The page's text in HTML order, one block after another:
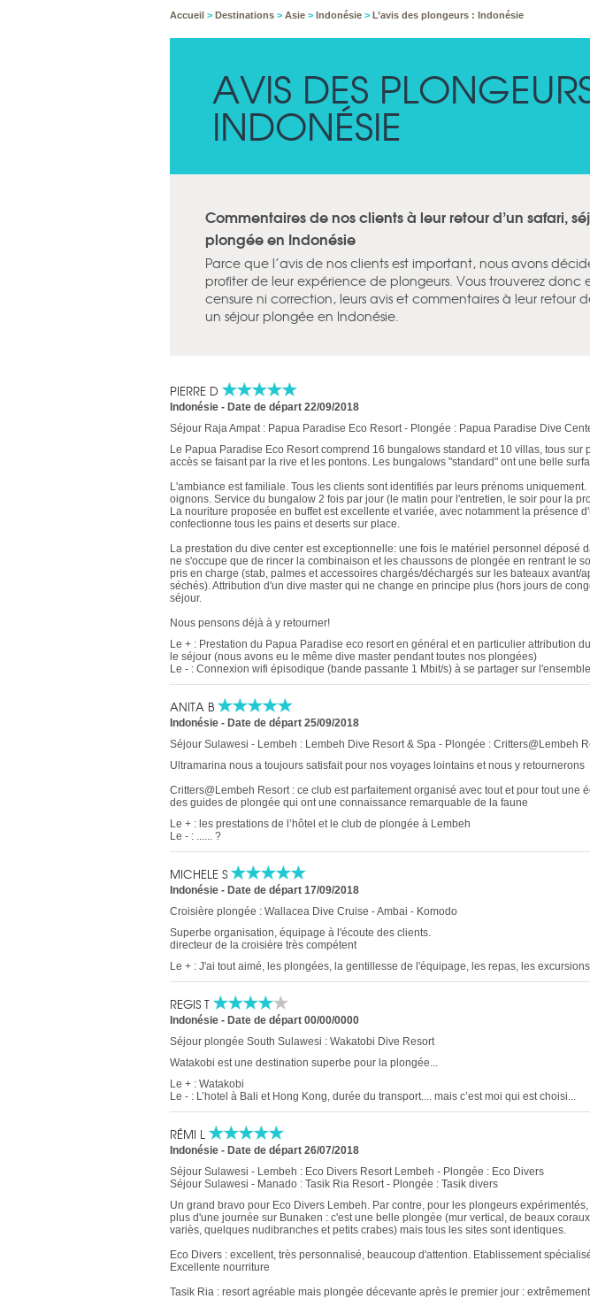
Accueil > Destinations > Asie > Indonésie > L’avis des plongeurs : Indonésie
AVIS DES
INDONÉSIE
Commentaires de nos clients à leur retour d’un safari,
plongée en Indonésie
Parce que l’avis de nos clients est important, nous avons
profiter de leur expérience de plongeurs. Vous trouverez donc
censure ni correction, leurs avis et commentaires à leur retour
un séjour plongée en Indonésie.
PIERRE D
Indonésie - Date de départ 22/09/2018
Séjour Raja Ampat : Papua Paradise Eco Resort - Plongée : Papua Paradise Dive
Le Papua Paradise Eco Resort comprend 16 bungalows standard et 10 villas, tous sur
accès se faisant par la rive et les pontons. Les bungalows "standard" ont une belle
L'ambiance est familiale. Tous les clients sont identifiés par leurs prénoms
oignons. Service du bungalow 2 fois par jour (le matin pour l'entretien, le soir pour la
La nouriture proposée en buffet est excellente et variée, avec notamment la présence
confectionne tous les pains et deserts sur place.
La prestation du dive center est exceptionnelle: une fois le matériel personnel déposé
ne s'occupe que de rincer la combinaison et les chaussons de plongée en rentrant le
pris en charge (stab, palmes et accessoires chargés/déchargés sur les bateaux avant/
séchés). Attribution d'un dive master qui ne change en principe plus (hors jours de
séjour.
Nous pensons déjà à y retourner!
Le + : Prestation du Papua Paradise eco resort en général et en particulier attribution
le séjour (nous avons eu le même dive master pendant toutes nos plongées)
Le - : Connexion wifi épisodique (bande passante 1 Mbit/s) à se partager sur
ANITA B
Indonésie - Date de départ 25/09/2018
Séjour Sulawesi - Lembeh : Lembeh Dive Resort & Spa - Plongée : Critters@Lembeh
Ultramarina nous a toujours satisfait pour nos voyages lointains et nous y retournerons
Critters@Lembeh Resort : ce club est parfaitement organisé avec tout et pour tout une
des guides de plongée qui ont une connaissance remarquable de la faune
Le + : les prestations de l’hôtel et le club de plongée à Lembeh
Le - : ...... ?
MICHELE S
Indonésie - Date de départ 17/09/2018
Croisière plongée : Wallacea Dive Cruise - Ambai - Komodo
Superbe organisation, équipage à l'écoute des clients.
directeur de la croisière très compétent
Le + : J'ai tout aimé, les plongées, la gentillesse de l'équipage, les repas, les
REGIS T
Indonésie - Date de départ 00/00/0000
Séjour plongée South Sulawesi : Wakatobi Dive Resort
Watakobi est une destination superbe pour la plongée...
Le + : Watakobi
Le - : L’hotel à Bali et Hong Kong, durée du transport.... mais c’est moi qui est choisi...
RÉMI L
Indonésie - Date de départ 26/07/2018
Séjour Sulawesi - Lembeh : Eco Divers Resort Lembeh - Plongée : Eco Divers
Séjour Sulawesi - Manado : Tasik Ria Resort - Plongée : Tasik divers
Un grand bravo pour Eco Divers Lembeh. Par contre, pour les plongeurs
plus d'une journée sur Bunaken : c'est une belle plongée (mur vertical, de beaux
variès, quelques nudibranches et petits crabes) mais tous les sites sont identiques.
Eco Divers : excellent, très personnalisé, beaucoup d'attention. Etablissement
Excellente nourriture
Tasik Ria : resort agréable mais plongée décevante après le premier jour :